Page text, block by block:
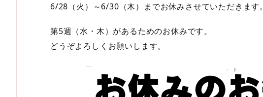
6/28（火）～6/30（木）までお休みさせていただきます。
第5週（水・木）があるためのお休みです。
どうぞよろしくお願いします。